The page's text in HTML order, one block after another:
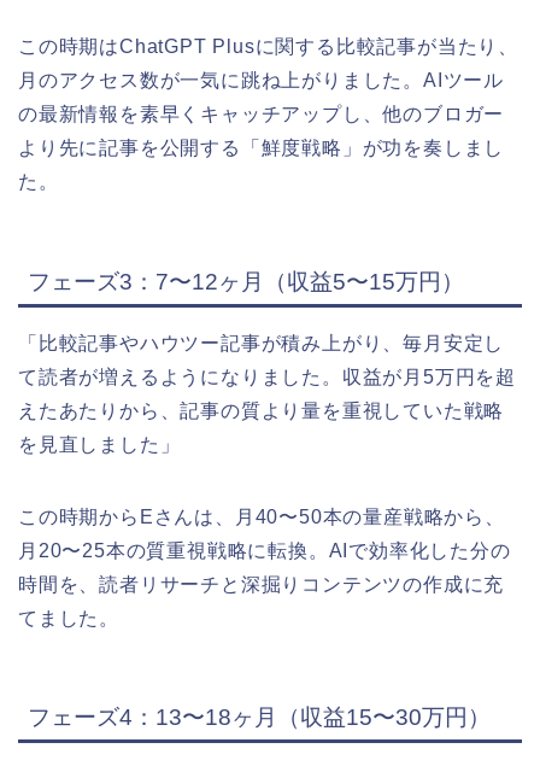
この時期はChatGPT Plusに関する比較記事が当たり、
月のアクセス数が一気に跳ね上がりました。AIツール
の最新情報を素早くキャッチアップし、他のブロガー
より先に記事を公開する「鮮度戦略」が功を奏しまし
た。
フェーズ3：7〜12ヶ月（収益5〜15万円）
「比較記事やハウツー記事が積み上がり、毎月安定し
て読者が増えるようになりました。収益が月5万円を超
えたあたりから、記事の質より量を重視していた戦略
を見直しました」
この時期からEさんは、月40〜50本の量産戦略から、
月20〜25本の質重視戦略に転換。AIで効率化した分の
時間を、読者リサーチと深掘りコンテンツの作成に充
てました。
フェーズ4：13〜18ヶ月（収益15〜30万円）